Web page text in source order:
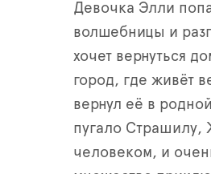
Девочка Элли
волшебницы и
хочет вернуться
город, где живёт
вернул её в
пугало Страшилу,
человеком, и